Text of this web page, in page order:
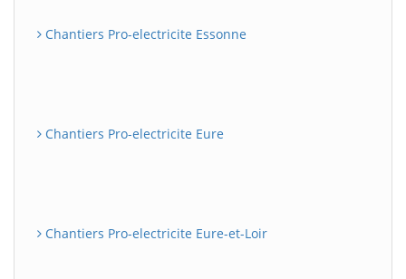
Chantiers Pro-electricite Essonne
Chantiers Pro-electricite Eure
Chantiers Pro-electricite Eure-et-Loir